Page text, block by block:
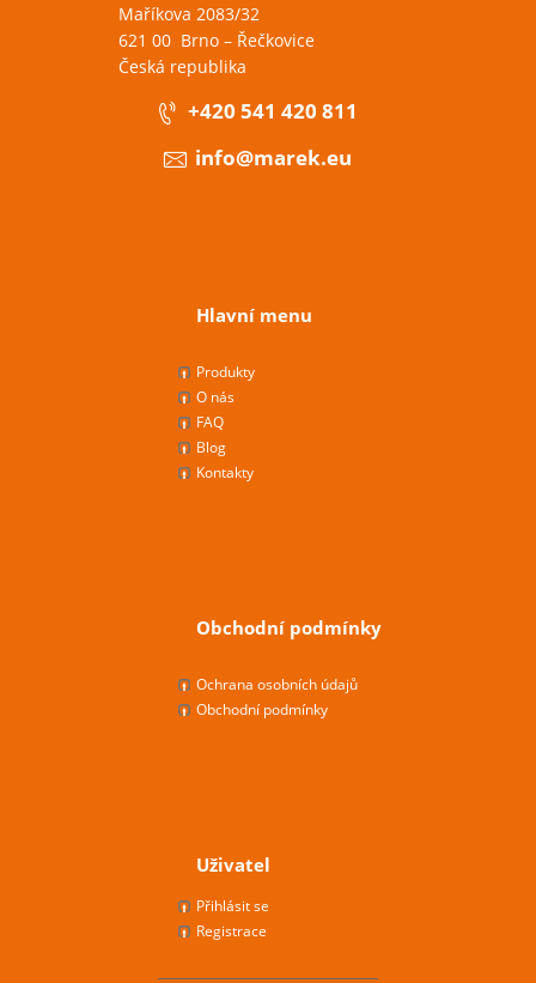
Maříkova 2083/32
621 00 Brno – Řečkovice
Česká republika
+420 541 420 811
info@marek.eu
Hlavní menu
Produkty
O nás
FAQ
Blog
Kontakty
Obchodní podmínky
Ochrana osobních údajů
Obchodní podmínky
Uživatel
Přihlásit se
Registrace